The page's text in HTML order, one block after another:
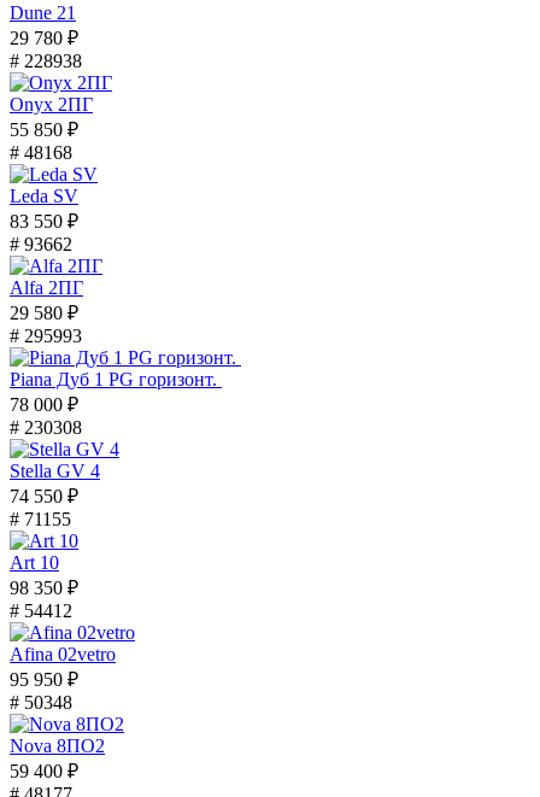
Dune 21
29 780 ₽
# 228938
Onyx 2ПГ
55 850 ₽
# 48168
Leda SV
83 550 ₽
# 93662
Alfa 2ПГ
29 580 ₽
# 295993
Piana Дуб 1 PG горизонт.
78 000 ₽
# 230308
Stella GV 4
74 550 ₽
# 71155
Art 10
98 350 ₽
# 54412
Afina 02vetro
95 950 ₽
# 50348
Nova 8ПО2
59 400 ₽